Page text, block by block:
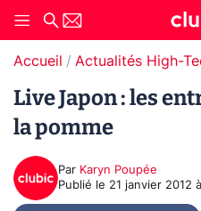
Accueil Actualités High-
Live Japon : les
la pomme
Par Karyn Poupée
Publié le 21 janvier 2012